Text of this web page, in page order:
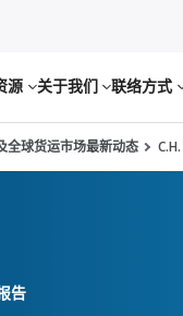
源 关于我们 联络方式
全球货运市场最新动态
告